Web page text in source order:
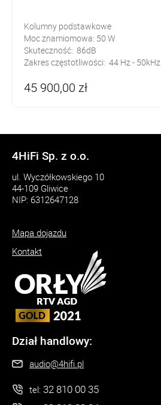
Kolumny podstawkowe
Moc znamiomowa: 50 W
Skuteczność: 86dB
Zakres częstotliwości: 44 Hz - 50kHz
Waga: 78kg/para
45 900,00 zł
4HiFi Sp. z o.o.
ul. Wyczółkowskiego 10
44-109 Gliwice
NIP: 6312647128
Mapa dojazdu
Kontakt
Dział handlowy:
audio@4hifi.pl
tel: 32 810 00 35